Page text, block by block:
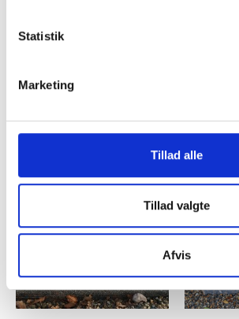
Statistik
Marketing
Tillad alle
Tillad valgte
Afvis